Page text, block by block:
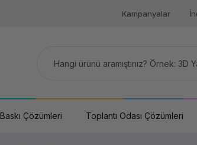
Kampanyalar
Baskı Çözümleri Toplantı Odası Çözümleri